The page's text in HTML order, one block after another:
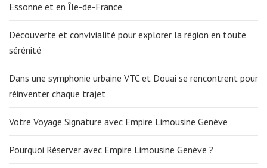
Essonne et en Île-de-France
Découverte et convivialité pour explorer la région en toute
sérénité
Dans une symphonie urbaine VTC et Douai se rencontrent pour
réinventer chaque trajet
Votre Voyage Signature avec Empire Limousine Genève
Pourquoi Réserver avec Empire Limousine Genève ?